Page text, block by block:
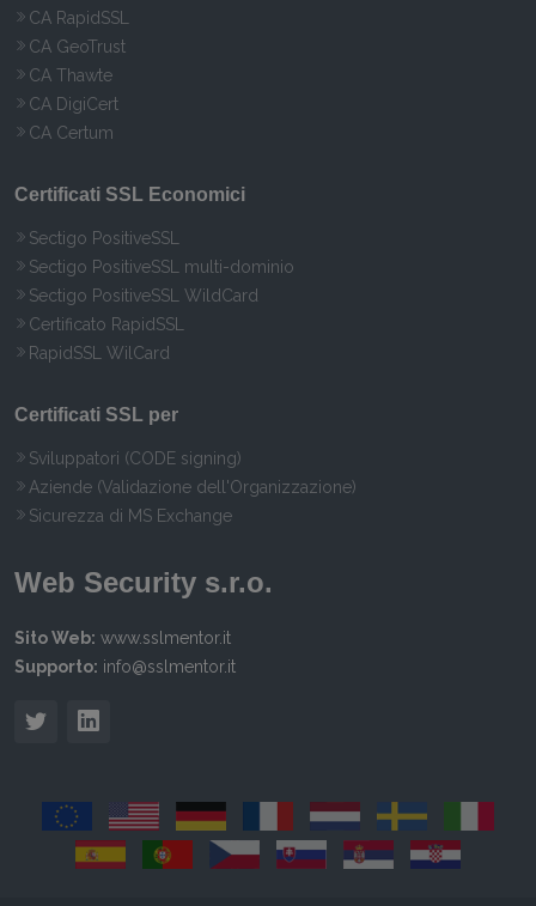
CA RapidSSL
CA GeoTrust
CA Thawte
CA DigiCert
CA Certum
Certificati SSL Economici
Sectigo PositiveSSL
Sectigo PositiveSSL multi-dominio
Sectigo PositiveSSL WildCard
Certificato RapidSSL
RapidSSL WilCard
Certificati SSL per
Sviluppatori (CODE signing)
Aziende (Validazione dell'Organizzazione)
Sicurezza di MS Exchange
Web Security s.r.o.
Sito Web: www.sslmentor.it
Supporto: info@sslmentor.it